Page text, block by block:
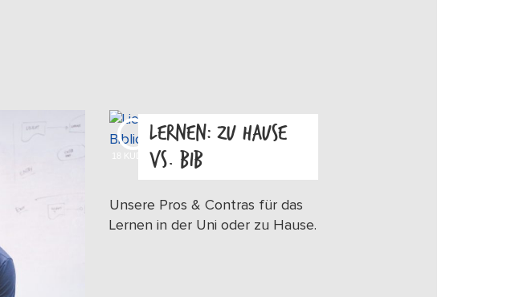
KUDOS
LERNEN: ZU HAUSE
VS. BIB
Unsere Pros & Contras für das
Lernen in der Uni oder zu Hause.